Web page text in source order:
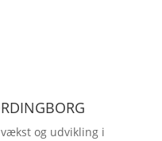
og udvikling i